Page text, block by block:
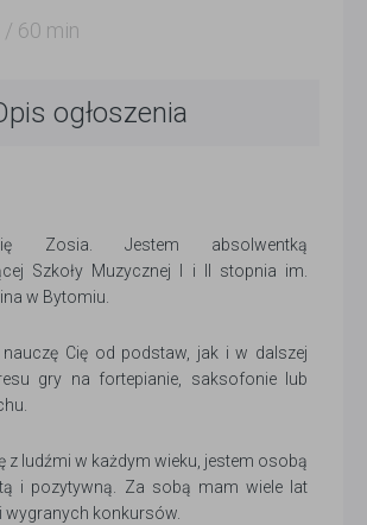
/ 60 min
ogłoszenia
Zosia. Jestem absolwentką
Szkoły Muzycznej I i II stopnia im.
w Bytomiu.
nauczę Cię od podstaw, jak i w dalszej
gry na fortepianie, saksofonie lub
z ludźmi w każdym wieku, jestem osobą
i pozytywną. Za sobą mam wiele lat
wygranych konkursów.